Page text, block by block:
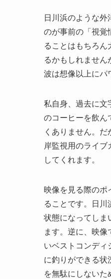
日川浜のような
のが事前の「視覚
ることはもちろ
るかもしれません
波は想像以上にパ
私自身、過去に文
のコーヒーを飲ん
くありません。
岸監視用のライブ
してくれます。
映像を見る際のポ
ることです。日
状態になってしま
ます。逆に、映
いベストコンディ
に釣りができる状
を無駄にしないた